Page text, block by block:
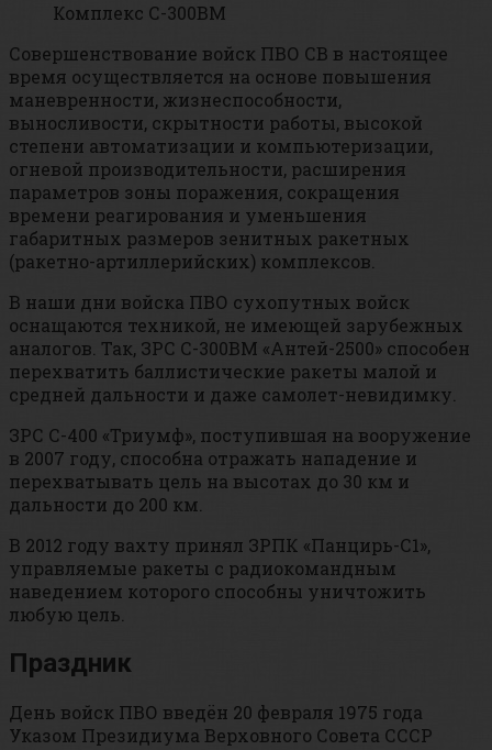
Комплекс С-300ВМ
Совершенствование войск ПВО СВ в настоящее
время осуществляется на основе повышения
маневренности, жизнеспособности,
выносливости, скрытности работы, высокой
степени автоматизации и компьютеризации,
огневой производительности, расширения
параметров зоны поражения, сокращения
времени реагирования и уменьшения
габаритных размеров зенитных ракетных
(ракетно-артиллерийских) комплексов.
В наши дни войска ПВО сухопутных войск
оснащаются техникой, не имеющей зарубежных
аналогов. Так, ЗРС С-300ВМ «Антей-2500» способен
перехватить баллистические ракеты малой и
средней дальности и даже самолет-невидимку.
ЗРС С-400 «Триумф», поступившая на вооружение
в 2007 году, способна отражать нападение и
перехватывать цель на высотах до 30 км и
дальности до 200 км.
В 2012 году вахту принял ЗРПК «Панцирь-С1»,
управляемые ракеты с радиокомандным
наведением которого способны уничтожить
любую цель.
Праздник
День войск ПВО введён 20 февраля 1975 года
Указом Президиума Верховного Совета СССР